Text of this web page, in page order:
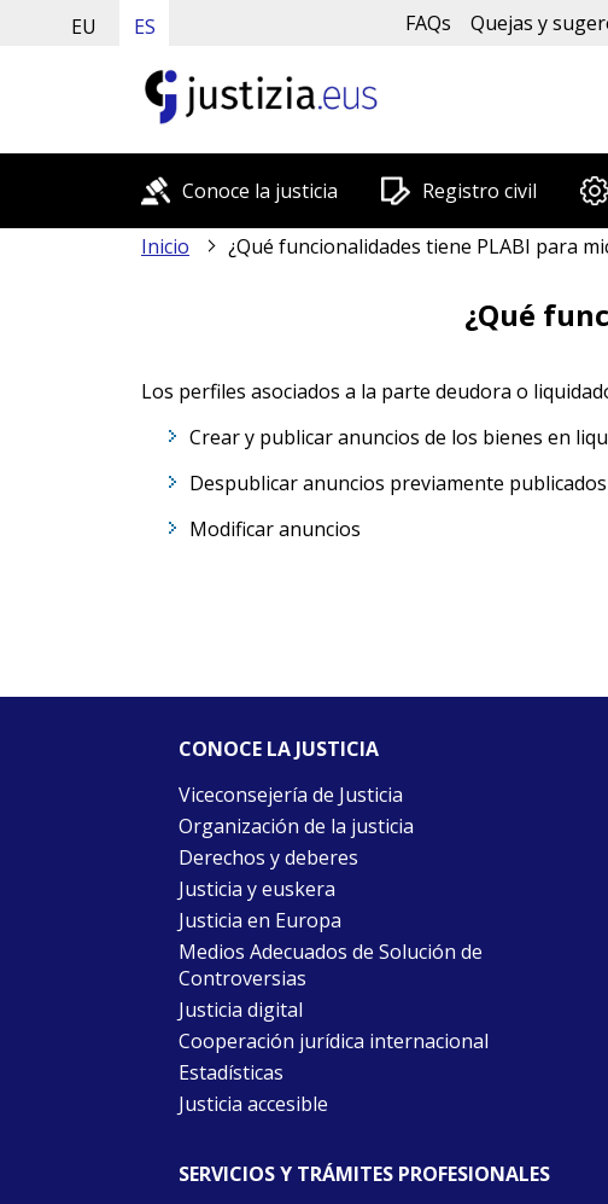
EU ES FAQs Quejas y
Conoce la justicia Registro civil
Inicio ¿Qué funcionalidades tiene PLABI para microempresas en
¿Qué
Los perfiles asociados a la parte deudora o
Crear y publicar anuncios de los bienes en
Despublicar anuncios previamente publicados
Modificar anuncios
CONOCE LA JUSTICIA
Viceconsejería de Justicia
Organización de la justicia
Derechos y deberes
Justicia y euskera
Justicia en Europa
Medios Adecuados de Solución de
Controversias
Justicia digital
Cooperación jurídica internacional
Estadísticas
Justicia accesible
SERVICIOS Y TRÁMITES PROFESIONALES